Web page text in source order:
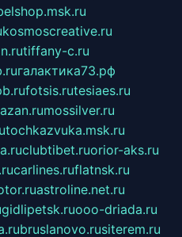
kosmoscreative.ru
tiffany-c.ru
галактика73.рф
fotsis.rutesiaes.ru
mossilver.ru
tochkazvuka.msk.ru
clubtibet.ruorior-aks.ru
carlines.ruflatnsk.ru
astroline.net.ru
gidlipetsk.ruooo-driada.ru
bruslanovo.rusiterem.ru